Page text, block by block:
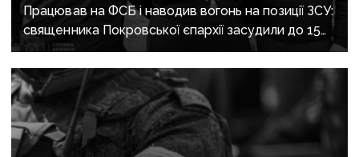
Працював на ФСБ і наводив вогонь на позиції ЗСУ:
священника Покровської єпархії засудили до 15
років